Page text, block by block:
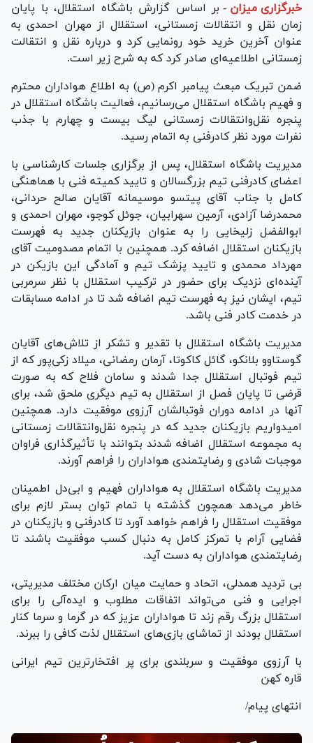
خبرگزاری میزان - بر اساس گزارش باشگاه استقلال، با پایان
زمان نقل و انتقالات زمستانی، استقلال از مهران احمدی به
عنوان آخرین خرید خود رونمایی کرد و درباره نقل و انتقالت
زمستانی اطلاعیه‌ای صادر کرد که به شرح زیر است.
ضمن تبریک مبعث پیامبر اکرم (ص) به اطلاع هواداران محترم
و فهیم باشگاه استقلال می‌رسانیم، فعالیت باشگاه استقلال در
پنجره نقل‌وانتقالات زمستانی لیگ بیست و چهارم با جذب
نفرات مورد نظر کادرفنی به اتمام رسید.
مدیریت باشگاه استقلال، پس از برگزاری جلسات کارشناسی با
اعضای کادرفنی تیم بزرگسالان و تایید کمیته فنی با هماهنگی
کامل با جناب آقای پیتسو موسیمانه آقایان صالح حردانی،
محمدرضا آزادی، آرمین سهرابیان، جوئل کوجو، مهران احمدی و
ابوالفضل زلیخایی را به عنوان بازیکنان جدید به فهرست
بازیکنان استقلال اضافه کرد. همچنین با اتمام مصدومیت آقای
مهرداد محمدی و تایید پزشک تیم و آمادگی این بازیکن در
آینده‌ای نزدیک برای حضور در ترکیب استقلال با نظر سرمربی
تیم، ایشان نیز به فهرست تیم اضافه شد تا در ادامه مسابقات
در خدمت کادر فنی باشد.
مدیریت باشگاه استقلال با تقدیر و تشکر از تلاش‌های آقایان
گوستاوو بلانکو، گائل کاکوتا، آرمان رمضانی، میلاد زکی‌پور که از
تیم فوتبال استقلال جدا شدند و سامان فلاح که به صورت
قرضی تا پایان فصل از استقلال به تیم دیگری ملحق شد، برای
آنها در ادامه دوران فوتبالشان آرزوی موفقیت دارد. همچنین
امیدواریم بازیکنان جدید که در پنجره نقل‌وانتقالات زمستانی
به مجموعه استقلال اضافه شدند بتوانند با تأثیرگذاری فراوان
موجبات شادی و رضایتمندی هواداران را فراهم آورند.
مدیریت باشگاه استقلال به هواداران فهیم و ابی‌دل اطمینان
خاطر می‌دهد همچون گذشته با تمام توان بستر لازم برای
موفقیت استقلال را فراهم خواهد آورد تا کادرفنی و بازیکنان در
فضایی آرام با تمرکز کامل به دنبال کسب موفقیت باشند تا
رضایتمندی هواداران به دست آید.
بی تردید همدلی، اتحاد و حمایت میان ارکان مختلف مدیریتی،
اجرایی و فنی می‌تواند اتفاقات مطلوب و ایده‌آلی را برای
استقلال بزرگ رقم زند تا هواداران عزیز که در گرما و سرما کنار
استقلال بودند از تماشای بازی‌های استقلال لذت کافی را ببرند.
با آرزوی موفقیت و سربلندی برای پر افتخارترین تیم ایرانی
قاره کهن
انتهای پیام/